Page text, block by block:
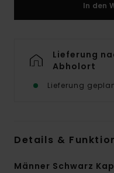
In den
Lieferung
Abholort
Lieferung
Details &
Männer Schwarz